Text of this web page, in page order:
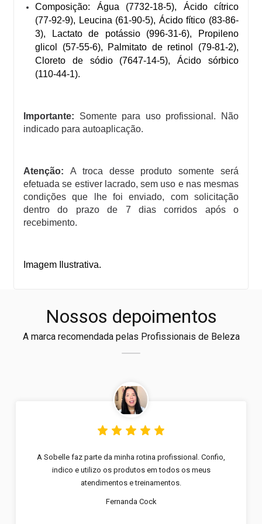
Composição: Água (7732-18-5), Ácido cítrico
(77-92-9), Leucina (61-90-5), Ácido fítico (83-86-
3), Lactato de potássio (996-31-6), Propileno
glicol (57-55-6), Palmitato de retinol (79-81-2),
Cloreto de sódio (7647-14-5), Ácido sórbico
(110-44-1).
Importante:
Somente para uso profissional. Não
indicado para autoaplicação.
Atenção: A troca desse produto somente será
efetuada se estiver lacrado, sem uso e nas mesmas
condições que lhe foi enviado, com solicitação
dentro do prazo de 7 dias corridos após o
recebimento.
Imagem Ilustrativa.
Nossos depoimentos
A marca recomendada pelas Profissionais de Beleza
A Sobelle faz parte da minha rotina profissional. Confio,
indico e utilizo os produtos em todos os meus
atendimentos e treinamentos.
Fernanda Cock